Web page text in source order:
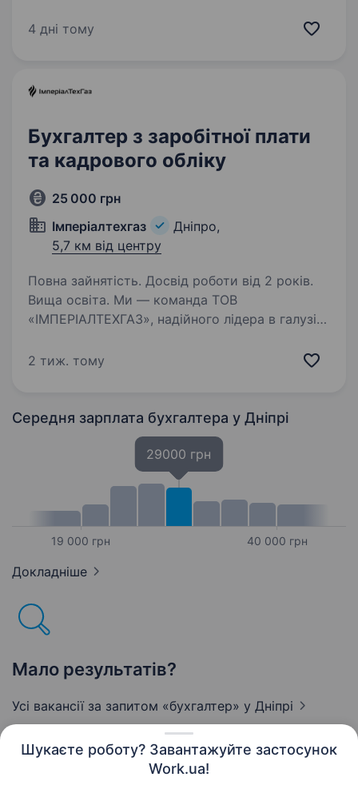
Шукаєте роботу? Завантажуйте застосунок
Work.ua!
до деталей фахівця, який забезпечить якісне
4 дні тому
Бухгалтер з заробітної плати
та кадрового обліку
25 000 грн
Імперіалтехгаз
Дніпро,
5,7 км від центру
Повна зайнятість. Досвід роботи від 2 років.
Вища освіта. Ми — команда ТОВ
«ІМПЕРІАЛТЕХГАЗ», надійного лідера в галузі
в Україні. Наша компанія з 2015 року
2 тиж. тому
Середня зарплата бухгалтера у Дніпрі
19 000 грн
29000 грн
40 000 грн
Докладніше
Мало результатів?
Усі вакансії за запитом «бухгалтер» у Дніпрі